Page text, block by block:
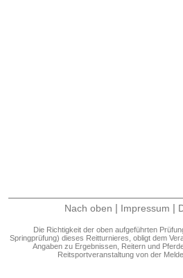
Nach oben | Impressum |
Die Richtigkeit der oben aufgeführten
Springprüfung) dieses Reitturnieres, obligt dem
Angaben zu Ergebnissen, Reitern und
Reitsportveranstaltung von der